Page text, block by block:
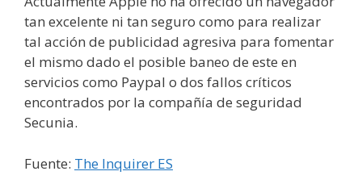
tan excelente ni tan seguro como para realizar
tal acción de publicidad agresiva para fomentar
el mismo dado el posible baneo de este en
servicios como Paypal o dos fallos críticos
encontrados por la compañía de seguridad
Secunia.
Fuente: The Inquirer ES